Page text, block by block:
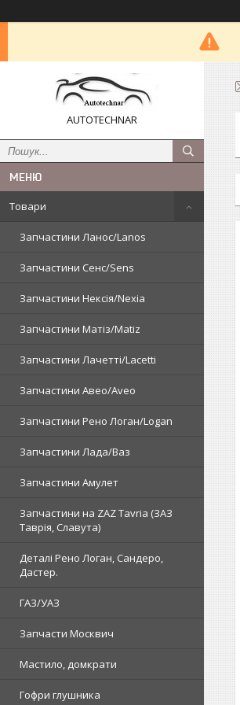
AUTOTECHNAR
Товари
Запчастини Ланос/Lanos
Запчастини Сенс/Sens
Запчастини Нексія/Nexia
Запчастини Матіз/Matiz
Запчастини Лачетті/Lacetti
Запчастини Авео/Aveo
Запчастини Рено Логан/Logan
Запчастини Лада/Ваз
Запчастини Амулет
Запчастини на ZAZ Tavria (ЗАЗ
Таврія, Славута)
Деталі Рено Логан, Сандеро,
Дастер.
ГАЗ/УАЗ
Запчасти Москвич
Мастило, домкрати
Гофри глушника